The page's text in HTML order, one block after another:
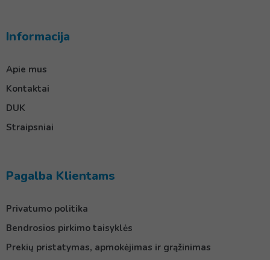
Informacija
Apie mus
Kontaktai
DUK
Straipsniai
Pagalba Klientams
Privatumo politika
Bendrosios pirkimo taisyklės
Prekių pristatymas, apmokėjimas ir grąžinimas